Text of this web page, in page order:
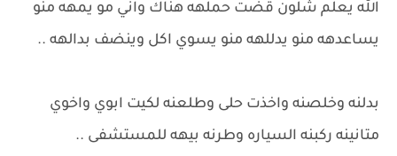
الله يعلم شلون قضت حملهه هناك واني مو يمهه منو
يساعدهه منو يدللهه منو يسوي اكل وينضف بدالهه ..
بدلنه وخلصنه واخذت حلى وطلعنه لكيت ابوي واخوي
متانينه ركبنه السياره وطرنه بيهه للمستشفى ..